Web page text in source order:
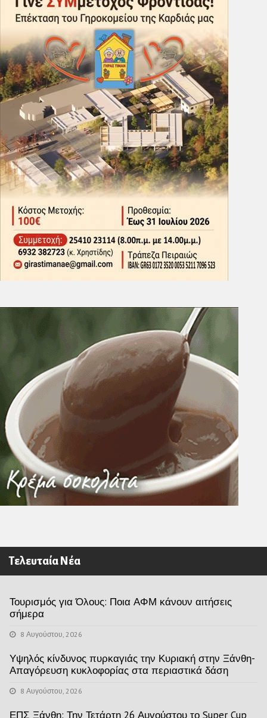
Τελευταία Νέα
Τουρισμός για Όλους: Ποια ΑΦΜ κάνουν αιτήσεις
σήμερα
8 Αυγούστου, 2026
Υψηλός κίνδυνος πυρκαγιάς την Κυριακή στην Ξάνθη-
Απαγόρευση κυκλοφορίας στα περιαστικά δάση
8 Αυγούστου, 2026
ΕΠΣ Ξάνθη: Την Τετάρτη 26 Αυγούστου το Super Cup